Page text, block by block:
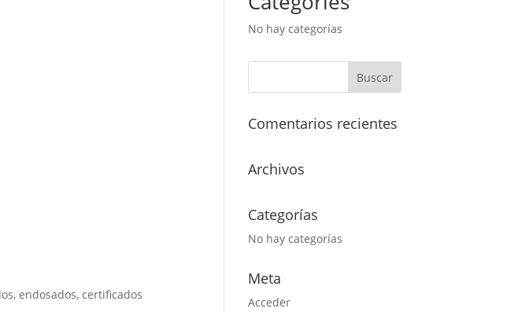
endosados, certificados
No hay categorías
Comentarios recientes
Archivos
Categorías
No hay categorías
Meta
Acceder